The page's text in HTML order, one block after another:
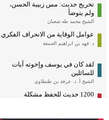
تخريج حديث: مس زبيبة الحسن،
ولم يتوضأ
الشيخ محمد طه شعبان
عوامل الوقاية من الانحراف الفكري
د. فهد بن ابراهيم الجمعة
لقد كان في يوسف وإخوته آيات
للسائلين
الشيخ أ. د. عرفة بن طنطاوي
1200 حديث للحفظ مشكلة